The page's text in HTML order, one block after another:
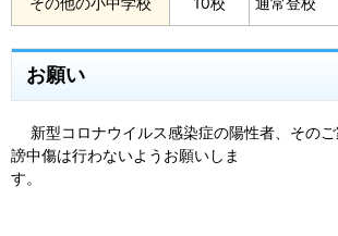
お願い
新型コロナウイルス感染症の陽性者、その
謗中傷は行わないようお願いしま
す。